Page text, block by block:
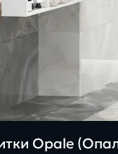
Opale